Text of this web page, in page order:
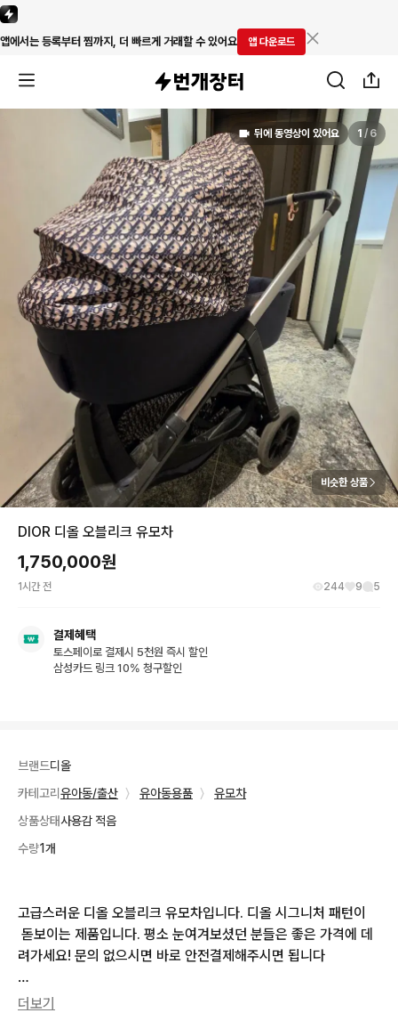
앱에서는 등록부터 찜까지, 더 빠르게 거래할 수 있어요 앱 다운로드
뒤에 동영상이 있어요 1 / 6
비슷한 상품
DIOR 디올 오블리크 유모차
1,750,000원
1시간 전 244 9 5
결제혜택
토스페이로 결제시 5천원 즉시 할인
삼성카드 링크 10% 청구할인
브랜드디올
카테고리 유아동/출산 〉 유아동용품 〉
유모차
상품상태사용감 적음
수량1개
고급스러운 디올 오블리크 유모차입니다. 디올 시그니처 패턴이
돋보이는 제품입니다. 평소 눈여겨보셨던 분들은 좋은 가격에 데
려가세요! 문의 없으시면 바로 안전결제해주시면 됩니다
사용감있습니다 지퍼까짐 및 반대쪽 로고 살짝지워짐
더보기